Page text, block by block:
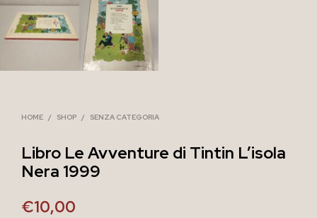
HOME / SHOP / SENZA CATEGORIA
Libro Le Avventure di Tintin L’isola
Nera 1999
€10,00